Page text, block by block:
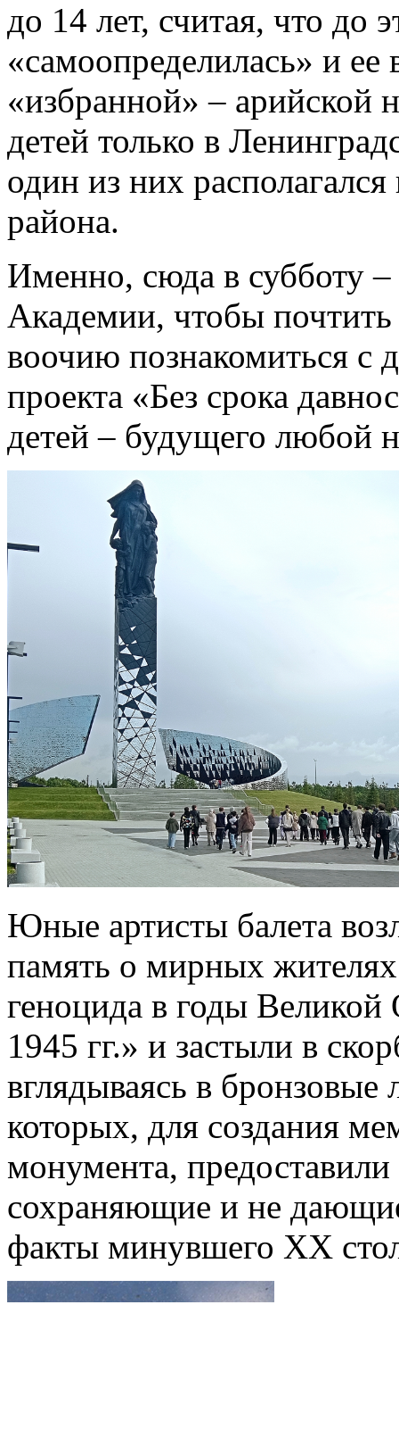
до 14 лет, считая, что до
«самоопределилась» и
«избранной» –
детей только в
один из них
района.
Именно, сюда в субботу
Академии, чтобы
воочию познакомиться с
проекта «Без срока
детей – будущего любой
Юные артисты балета
память о мирных
геноцида в годы
1945 гг.» и застыли в
вглядываясь в
которых, для создания
монумента,
сохраняющие и не
факты минувшего XX